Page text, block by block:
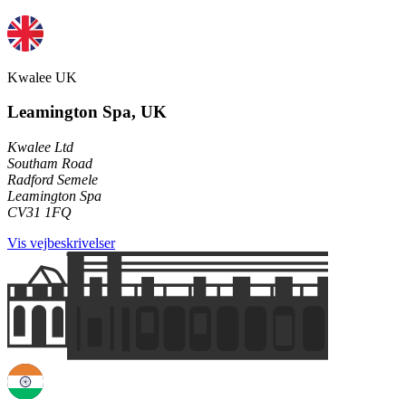
Kwalee UK
Leamington Spa, UK
Kwalee Ltd
Southam Road
Radford Semele
Leamington Spa
CV31 1FQ
Vis vejbeskrivelser